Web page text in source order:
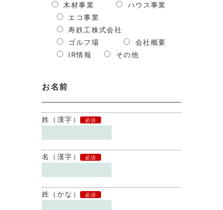
木材事業
ハウス事業
エコ事業
寿鉄工株式会社
ゴルフ場
会社概要
IR情報
その他
お名前
姓（漢字） 必須
名（漢字） 必須
姓（かな） 必須